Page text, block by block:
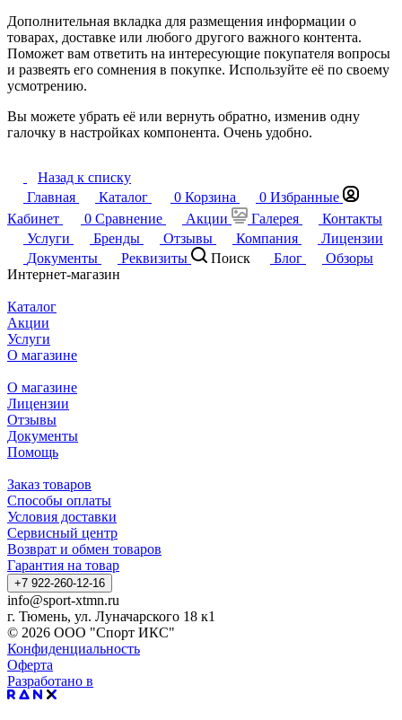
Дополнительная вкладка для размещения информации о
товарах, доставке или любого другого важного контента.
Поможет вам ответить на интересующие покупателя вопросы
и развеять его сомнения в покупке. Используйте её по своему
усмотрению.
Вы можете убрать её или вернуть обратно, изменив одну
галочку в настройках компонента. Очень удобно.
Назад к списку
Главная
Каталог 0 Корзина 0 Избранные
Кабинет
0 Сравнение Акции Галерея
Контакты
Услуги
Бренды Отзывы Компания
Лицензии
Документы
Реквизиты Поиск Блог
Обзоры
Интернет-магазин
Каталог
Акции
Услуги
О магазине
О магазине
Лицензии
Отзывы
Документы
Помощь
Заказ товаров
Способы оплаты
Условия доставки
Сервисный центр
Возврат и обмен товаров
Гарантия на товар
+7 922-260-12-16
info@sport-xtmn.ru
г. Тюмень, ул. Луначарского 18 к1
© 2026 ООО "Спорт ИКС"
Конфиденциальность
Оферта
Разработано в